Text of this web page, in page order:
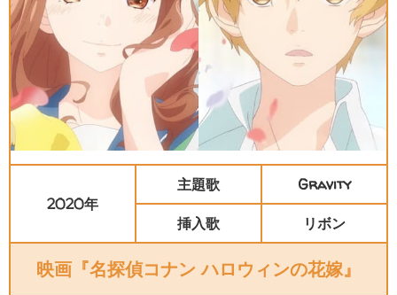
2020年
主題歌
Gravity
挿入歌
リボン
映画『名探偵コナン ハロウィンの花嫁』